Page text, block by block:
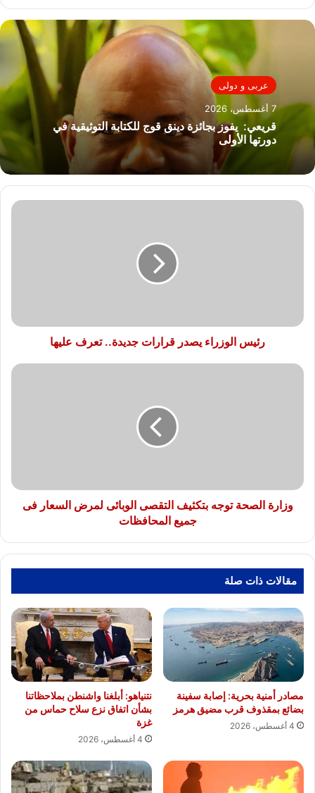
عربى و دولى
7 أغسطس، 2026
قريعي: يفوز بجائزة دينق قوج للكتابة التوثيقية في
دورتها الأولى
رئيس
رئيس الوزراء يصدر قرارات جديدة.. تعرف عليها
وزارة
فى
جميعوزارة الصحة توجه بتكثيف التقصى الوبائى لمرض السعار فى
جميع المحافظات
مقالات ذات صلة
مصادر أمنية بحرية: إصابة سفينة
بضائع بمقذوف قرب مضيق هرمز
4 أغسطس، 2026
نتنياهو: أبلغنا واشنطن بملاحظاتنا
بشأن اتفاق نزع سلاح حماس من
غزة
4 أغسطس، 2026